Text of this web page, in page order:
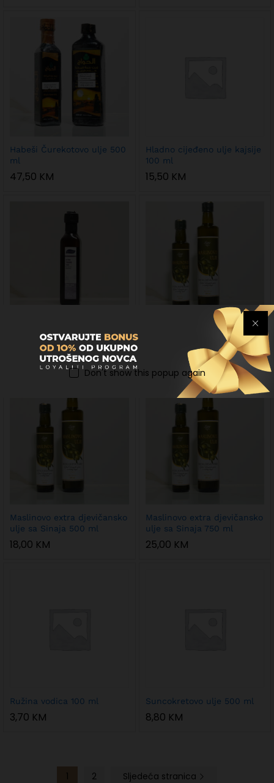
Habeši Čurekotovo ulje 500
ml
47,50 KM
Hladno cijeđeno ulje kajsije
100 ml
15,50 KM
Laneno ulje 250 ml
KM
Maslinovo extra djevičansko
ulje sa Sinaja 250 ml
Maslinovo extra djevičansko
ulje sa Sinaja 500 ml
18,00 KM
Maslinovo extra djevičansko
ulje sa Sinaja 750 ml
25,00 KM
Ružina vodica 100 ml
3,70 KM
Suncokretovo ulje 500 ml
8,80 KM
1 2 Sljedeća stranica
Don't show this popup again